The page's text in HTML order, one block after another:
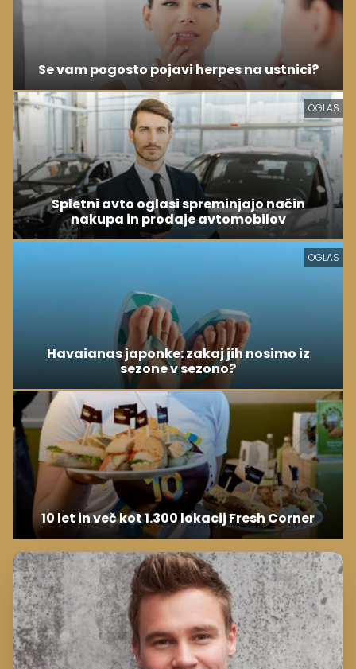
Se vam pogosto pojavi herpes na ustnici?
OGLAS
Spletni avto oglasi spreminjajo način
nakupa in prodaje avtomobilov
OGLAS
Havaianas japonke: zakaj jih nosimo iz
sezone v sezono?
10 let in več kot 1.300 lokacij Fresh Corner